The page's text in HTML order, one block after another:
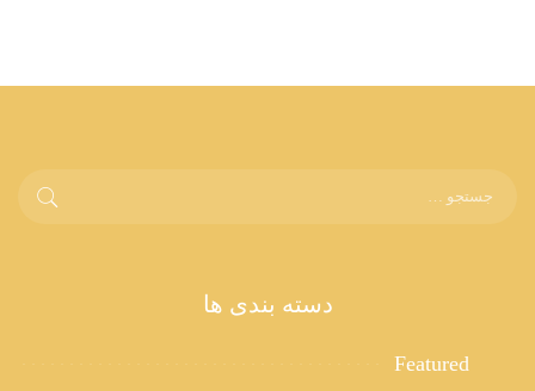
دسته بندی ها
Featured